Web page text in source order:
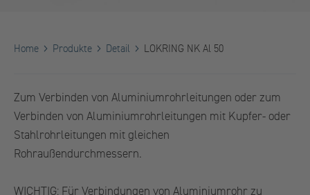
Home Produkte Detail LOKRING NK Al 50
Zum Verbinden von Aluminiumrohrleitungen oder zum
Verbinden von Aluminiumrohrleitungen mit Kupfer- oder
Stahlrohrleitungen mit gleichen
Rohraußendurchmessern.
WICHTIG: Für Verbindungen von Aluminiumrohr zu